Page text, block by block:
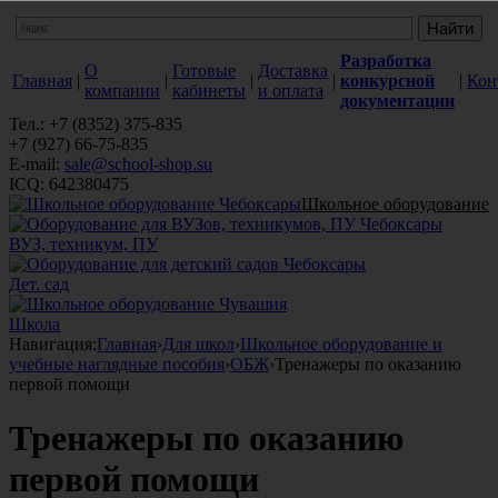
Главная |
О
компании
|
Готовые
кабинеты
|
Доставка
и оплата
|
Разработка
конкурсной
документации
|
Тел.: +7 (8352) 375-835
+7 (927) 66-75-835
E-mail: sale@school-shop.su
ICQ: 642380475
Школьное оборудование
ВУЗ, техникум, ПУ
Дет. сад
Школа
Навигация:Главная›Для школ›Школьное оборудование и
учебные наглядные пособия›ОБЖ›Тренажеры по оказанию
первой помощи
Тренажеры по оказанию
первой помощи